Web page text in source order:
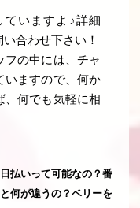
ていますよ♪詳細
合わせ下さい！
フの中には、チャ
いますので、何か
、何でも気軽に相
払いって可能なの？番
何が違うの？ベリーを